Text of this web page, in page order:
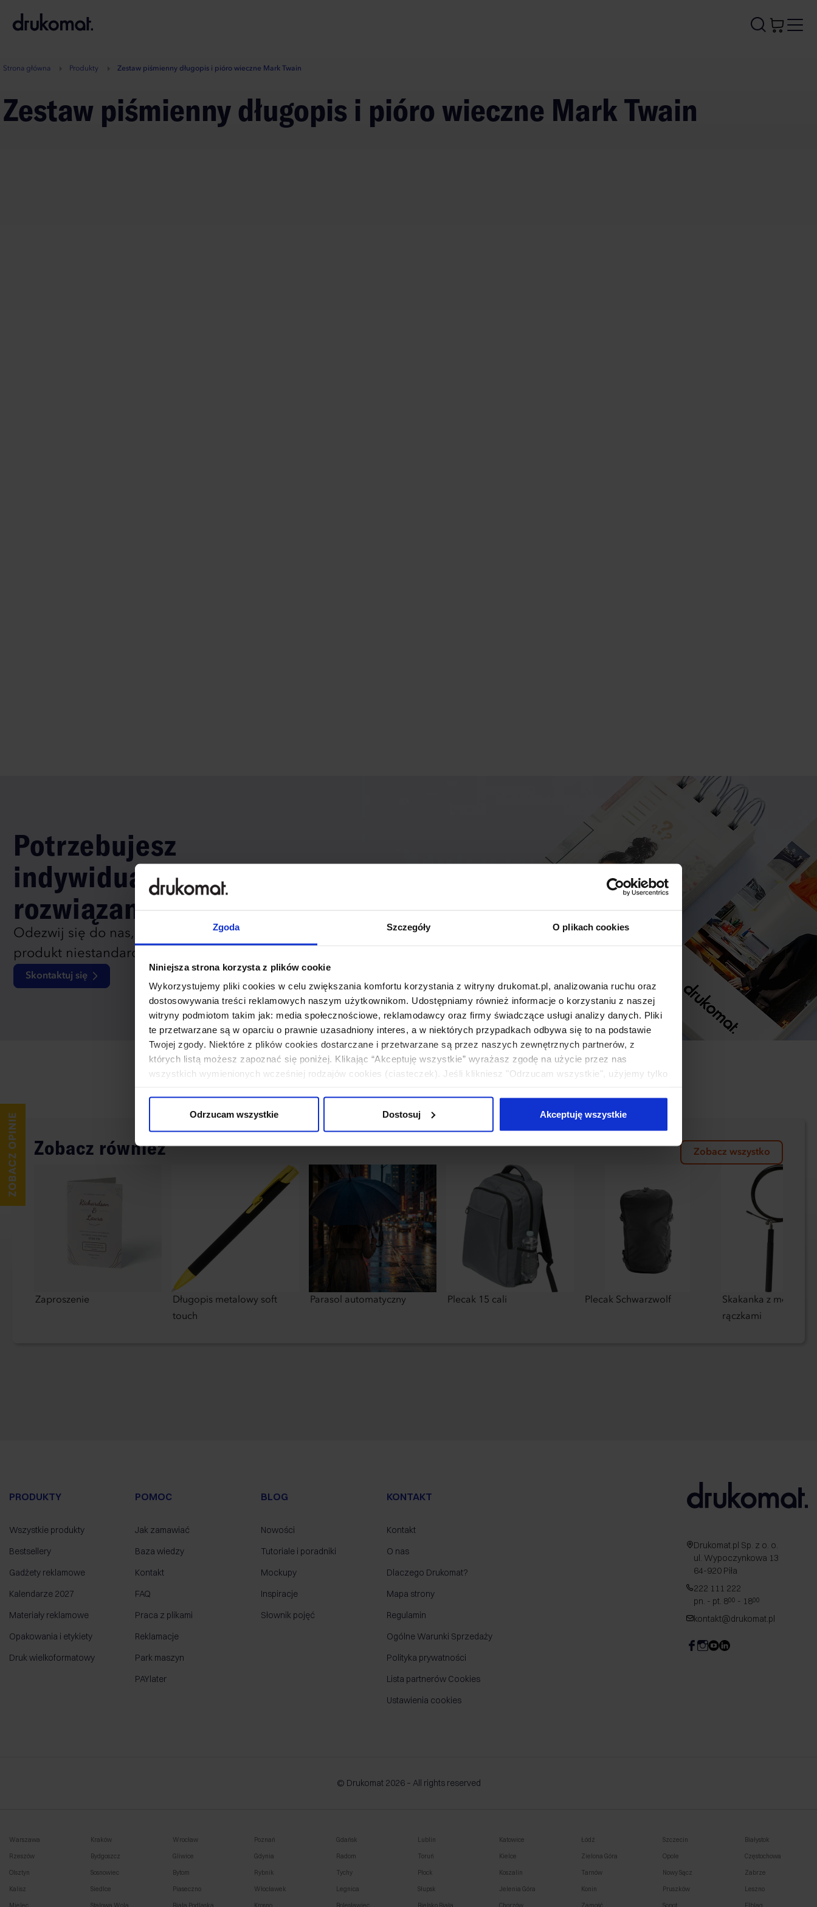
Zgoda Szczegóły O plikach cookies
Niniejsza strona korzysta z plików cookie
Wykorzystujemy pliki cookies w celu zwiększania komfortu korzystania z witryny drukomat.pl, analizowania ruchu oraz
dostosowywania treści reklamowych naszym użytkownikom. Udostępniamy również informacje o korzystaniu z naszej
witryny podmiotom takim jak: media społecznościowe, reklamodawcy oraz firmy świadczące usługi analizy danych. Pliki
te przetwarzane są w oparciu o prawnie uzasadniony interes, a w niektórych przypadkach odbywa się to na podstawie
Twojej zgody. Niektóre z plików cookies dostarczane i przetwarzane są przez naszych zewnętrznych partnerów, z
których listą możesz zapoznać się poniżej. Klikając “Akceptuję wszystkie” wyrażasz zgodę na użycie przez nas
wszystkich wymienionych wcześniej rodzajów cookies (ciasteczek). Jeśli klikniesz "Odrzucam wszystkie", użyjemy tylko
Odrzucam wszystkie
Dostosuj Akceptuję wszystkie
A
Strona główna Produkty Zestaw piśmienny długopis i pióro wieczne Mark Twain
Zestaw piśmienny długopis i pióro wieczne Mark Twain
Potrzebujesz
indywidualnego
rozwiązania?
Odezwij się do nas, aby omówić
produkt niestandardowy.
Skontaktuj się
Zobacz również Zobacz wszystko
Zaproszenie
Długopis metalowy soft
touch
Parasol automatyczny Plecak 15 cali Plecak Schwarzwolf
Skakanka z
rączkami
PRODUKTY
Wszystkie produkty
Bestsellery
Gadżety reklamowe
Kalendarze 2027
Materiały reklamowe
Opakowania i etykiety
Druk wielkoformatowy
POMOC
Jak zamawiać
Baza wiedzy
Kontakt
FAQ
Praca z plikami
Reklamacje
Park maszyn
PAYlater
BLOG
Nowości
Tutoriale i poradniki
Mockupy
Inspiracje
Słownik pojęć
KONTAKT
Kontakt
O nas
Dlaczego Drukomat?
Mapa strony
Regulamin
Ogólne Warunki Sprzedaży
Polityka prywatności
Lista partnerów Cookies
Ustawienia cookies
Drukomat.pl Sp. z o. o.
ul. Wypoczynkowa 13
64-920 Piła
222 111 222
pn. - pt. 800 - 1800
kontakt@drukomat.pl
© Drukomat 2026 – All rights reserved
Warszawa Kraków Wrocław Poznań Gdańsk Lublin Katowice Łódź Szczecin Białystok
Rzeszów Bydgoszcz Gliwice Gdynia Radom Toruń Kielce Zielona Góra Opole Częstochowa
Olsztyn Sosnowiec Bytom Rybnik Tychy Płock Koszalin Tarnów Nowy Sącz Zabrze
Kalisz Siedlce Piaseczno Włocławek Legnica Słupsk Jelenia Góra Konin Pruszków Leszno